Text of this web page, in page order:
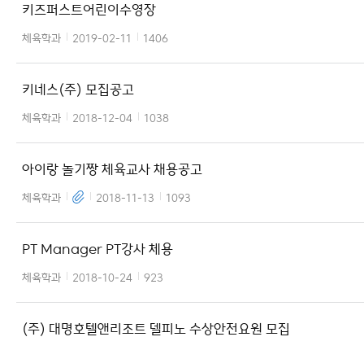
키즈퍼스트어린이수영장
체육학과 2019-02-11 1406
키네스(주) 모집공고
체육학과 2018-12-04 1038
아이랑 놀기짱 체육교사 채용공고
체육학과 2018-11-13 1093
PT Manager PT강사 체용
체육학과 2018-10-24 923
(주) 대명호텔앤리조트 델피노 수상안전요원 모집